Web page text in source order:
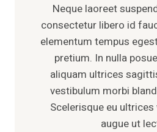
Neque laoreet
consectetur libero id
elementum tempus
pretium. In nulla
aliquam ultrices
vestibulum morbi
Scelerisque eu
augue ut